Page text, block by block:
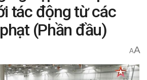
tác động từ các
(Phần đầu)
AA